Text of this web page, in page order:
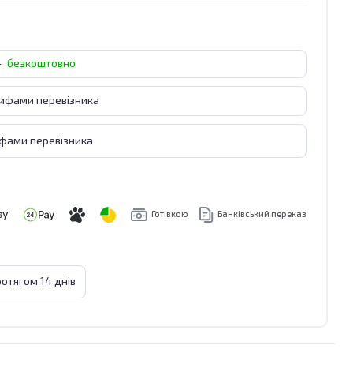
безкоштовно
перевізника
перевізника
Готівкою Банківський переказ
14 днів